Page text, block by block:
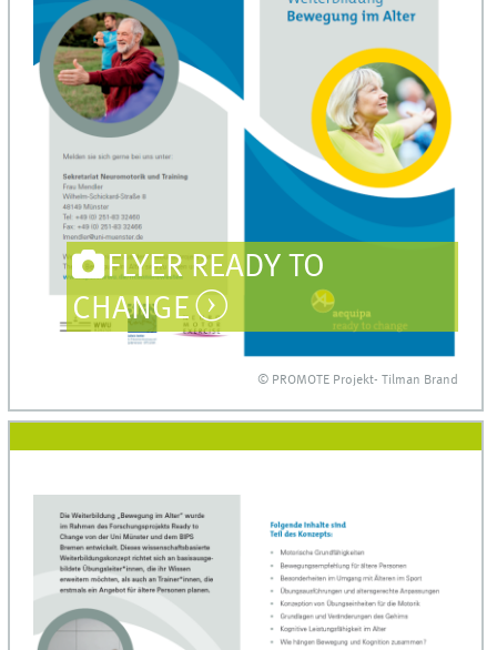
FLYER READY TO
CHANGE
© PROMOTE Projekt- Tilman Brand